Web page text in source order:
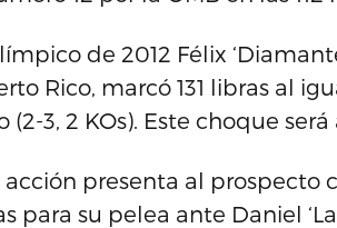
de 2012 Félix
Rico, marcó 131 libras al
(2-3, 2 KOs). Este choque
presenta al prospecto
para su pelea ante Daniel ‘La